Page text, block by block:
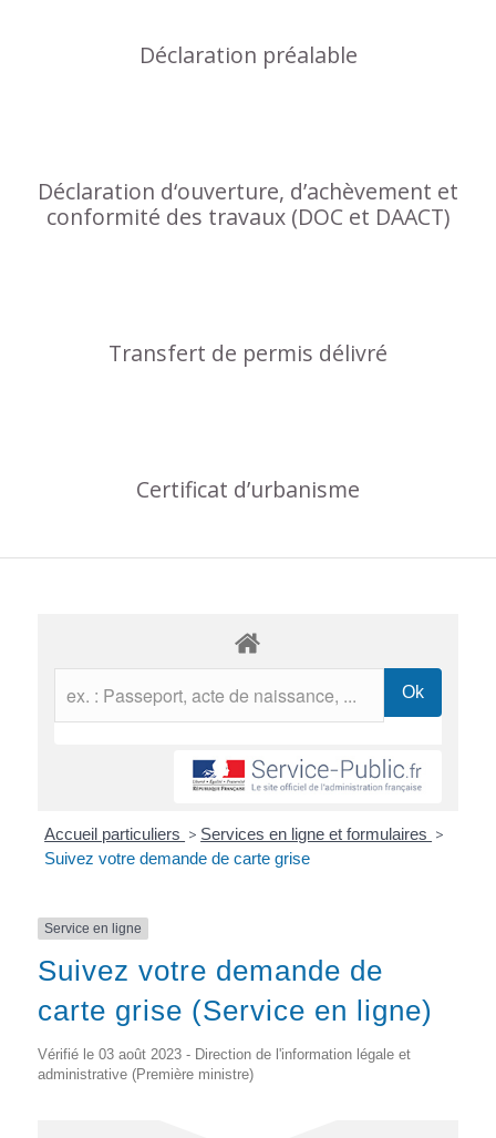
Déclaration préalable
Déclaration d‘ouverture, d’achèvement et
conformité des travaux (DOC et DAACT)
Transfert de permis délivré
Certificat d’urbanisme
Accueil particuliers > Services en ligne et formulaires >
Suivez votre demande de carte grise
Service en ligne
Suivez votre demande de
carte grise (Service en ligne)
Vérifié le 03 août 2023 - Direction de l'information légale et
administrative (Première ministre)